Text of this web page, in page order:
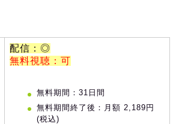
配信：◎
無料視聴：可
無料期間：31日間
無料期間終了後：月額 2,189円
(税込)